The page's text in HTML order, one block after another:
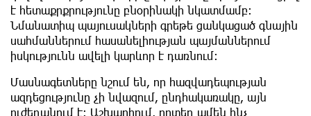
է հետաքրքրությունը բնօրինակի նկատմամբ:
Նմանատիպ պայուսակների գրեթե ցանկացած գնային
սահմաններում հասանելիության պայմաններում
իսկությունն ավելի կարևոր է դառնում։
Մասնագետները նշում են, որ հազվադեպության
ազդեցությունը չի նվազում, ընդհակառակը, այն
ուժեղանում է: Աշխարհում, որտեղ ամեն ինչ